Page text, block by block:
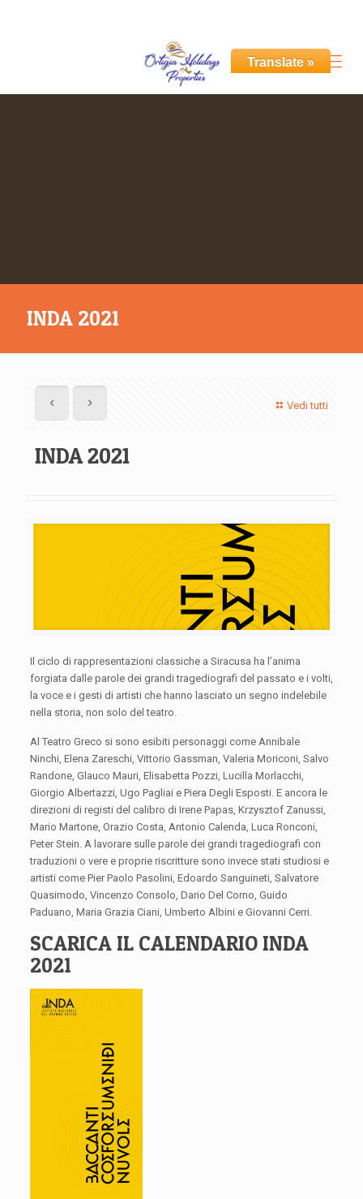
INDA 2021
Vedi tutti
INDA 2021
Il ciclo di rappresentazioni classiche a Siracusa ha l’anima
forgiata dalle parole dei grandi tragediografi del passato e i volti,
la voce e i gesti di artisti che hanno lasciato un segno indelebile
nella storia, non solo del teatro.
Al Teatro Greco si sono esibiti personaggi come Annibale
Ninchi, Elena Zareschi, Vittorio Gassman, Valeria Moriconi, Salvo
Randone, Glauco Mauri, Elisabetta Pozzi, Lucilla Morlacchi,
Giorgio Albertazzi, Ugo Pagliai e Piera Degli Esposti. E ancora le
direzioni di registi del calibro di Irene Papas, Krzysztof Zanussi,
Mario Martone, Orazio Costa, Antonio Calenda, Luca Ronconi,
Peter Stein. A lavorare sulle parole dei grandi tragediografi con
traduzioni o vere e proprie riscritture sono invece stati studiosi e
artisti come Pier Paolo Pasolini, Edoardo Sanguineti, Salvatore
Quasimodo, Vincenzo Consolo, Dario Del Corno, Guido
Paduano, Maria Grazia Ciani, Umberto Albini e Giovanni Cerri.
SCARICA IL CALENDARIO INDA
2021
Translate »